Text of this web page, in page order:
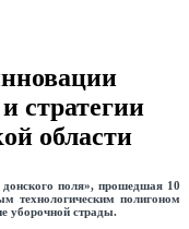
стратегии
области
поля», прошедшая 10
технологическим полигоном
уборочной страды.